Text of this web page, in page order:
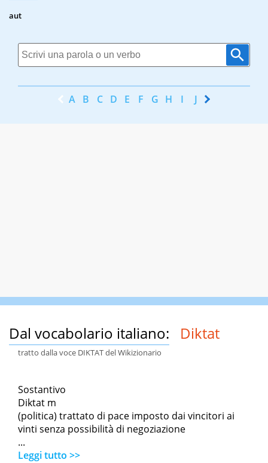
aut
A B C D E F G H I J K
Dal vocabolario italiano: Diktat
tratto dalla voce DIKTAT del Wikizionario
Sostantivo
Diktat m
(politica) trattato di pace imposto dai vincitori ai
vinti senza possibilità di negoziazione
...
Leggi tutto >>